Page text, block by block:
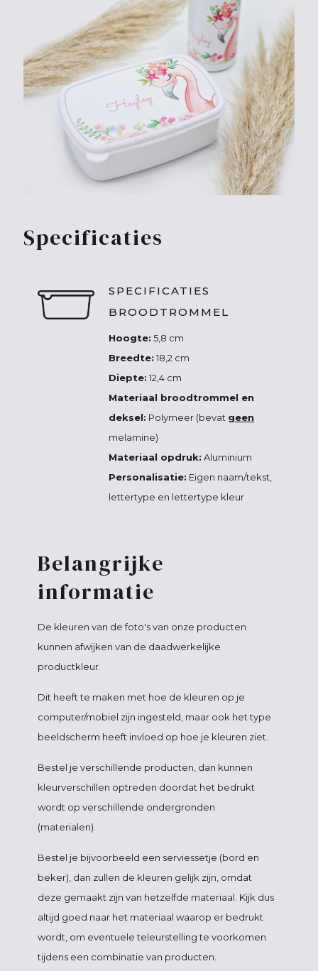
Specificaties
SPECIFICATIES
BROODTROMMEL
Hoogte: 5,8 cm
Breedte: 18,2 cm
Diepte: 12,4 cm
Materiaal broodtrommel en
deksel: Polymeer (bevat geen
melamine)
Materiaal opdruk: Aluminium
Personalisatie: Eigen naam/tekst,
lettertype en lettertype kleur
Belangrijke
informatie
De kleuren van de foto's van onze producten
kunnen afwijken van de daadwerkelijke
productkleur.
Dit heeft te maken met hoe de kleuren op je
computer/mobiel zijn ingesteld, maar ook het type
beeldscherm heeft invloed op hoe je kleuren ziet.
Bestel je verschillende producten, dan kunnen
kleurverschillen optreden doordat het bedrukt
wordt op verschillende ondergronden
(materialen).
Bestel je bijvoorbeeld een serviessetje (bord en
beker), dan zullen de kleuren gelijk zijn, omdat
deze gemaakt zijn van hetzelfde materiaal. Kijk dus
altijd goed naar het materiaal waarop er bedrukt
wordt, om eventuele teleurstelling te voorkomen
tijdens een combinatie van producten.